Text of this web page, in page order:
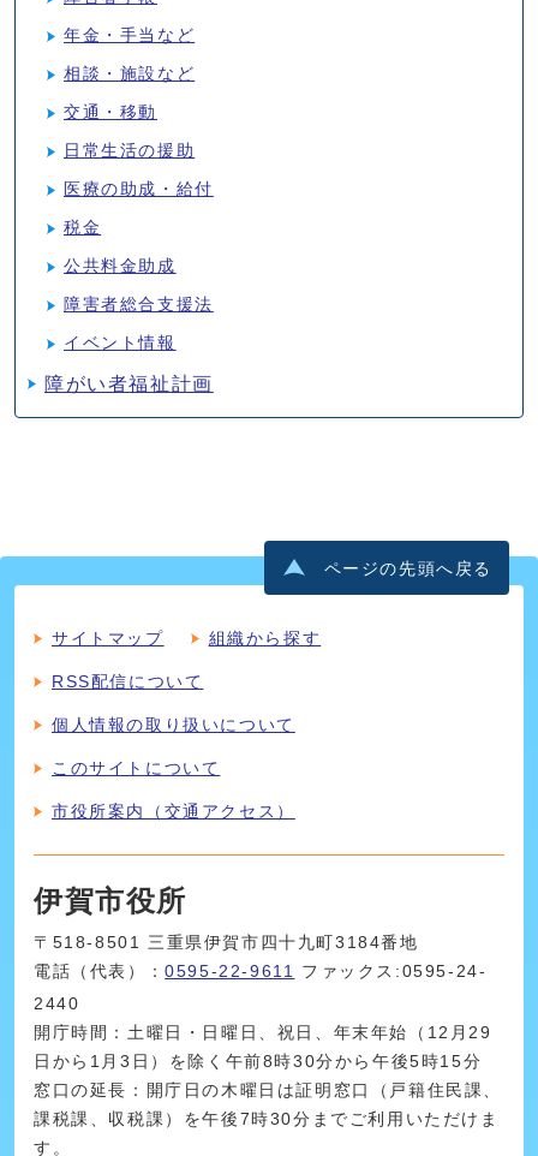
年金・手当など
相談・施設など
交通・移動
日常生活の援助
医療の助成・給付
税金
公共料金助成
障害者総合支援法
イベント情報
障がい者福祉計画
ページの先頭へ戻る
サイトマップ 組織から探す
RSS配信について
個人情報の取り扱いについて
このサイトについて
市役所案内（交通アクセス）
伊賀市役所
〒518-8501 三重県伊賀市四十九町3184番地
電話（代表）：0595-22-9611
ファックス:0595-24-
2440
開庁時間：土曜日・日曜日、祝日、年末年始（12月29
日から1月3日）を除く午前8時30分から午後5時15分
窓口の延長：開庁日の木曜日は証明窓口（戸籍住民課、
課税課、収税課）を午後7時30分までご利用いただけま
す。